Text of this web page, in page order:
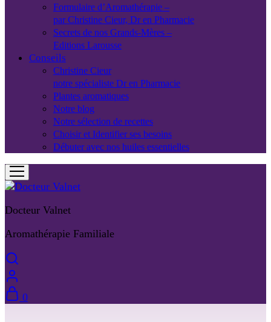
Formulaire d’Aromathérapie –
par Christine Cieur, Dr en Pharmacie
Secrets de nos Grands-Mères –
Editions Larousse
Conseils
Christine Cieur
notre spécialiste Dr en Pharmacie
Plantes aromatiques
Notre blog
Notre sélection de recettes
Choisir et Identifier ses besoins
Débuter avec nos huiles essentielles
Docteur Valnet
Aromathérapie Familiale
0